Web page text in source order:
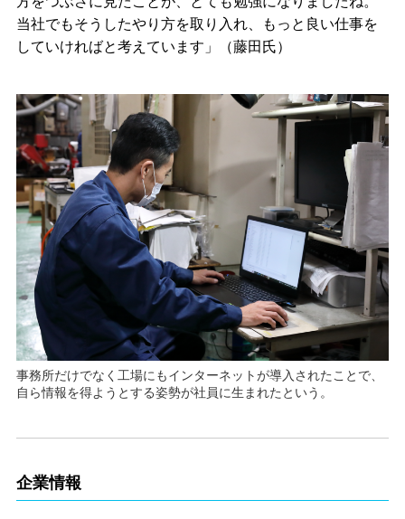
当社でもそうしたやり方を取り入れ、もっと良い仕事を
していければと考えています」（藤田氏）
事務所だけでなく工場にもインターネットが導入されたことで、
自ら情報を得ようとする姿勢が社員に生まれたという。
企業情報